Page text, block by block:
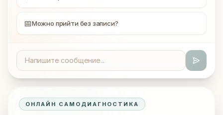
📅Можно прийти без записи?
ОНЛАЙН САМОДИАГНОСТИКА